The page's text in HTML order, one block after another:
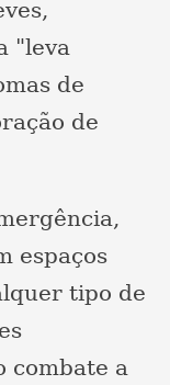
"leva
de
de
espaços
tipo de
combate a